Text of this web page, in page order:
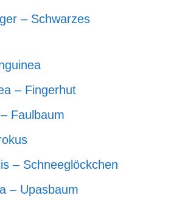
– Schwarzes
– Fingerhut
Faulbaum
– Schneeglöckchen
– Upasbaum